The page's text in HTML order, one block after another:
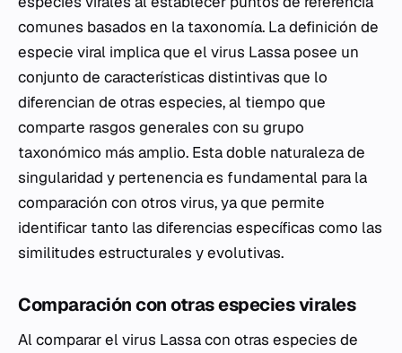
comunes basados en la taxonomía. La definición de
especie viral implica que el virus Lassa posee un
conjunto de características distintivas que lo
diferencian de otras especies, al tiempo que
comparte rasgos generales con su grupo
taxonómico más amplio. Esta doble naturaleza de
singularidad y pertenencia es fundamental para la
comparación con otros virus, ya que permite
identificar tanto las diferencias específicas como las
similitudes estructurales y evolutivas.
Comparación con otras especies virales
Al comparar el virus Lassa con otras especies de